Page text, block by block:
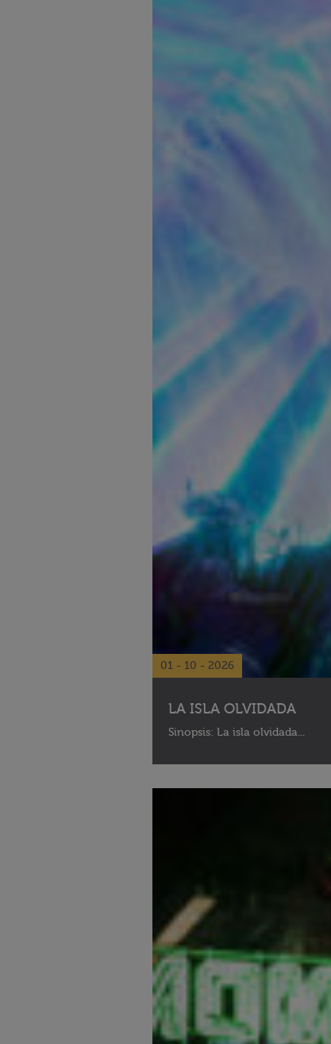
01 - 10 - 2026
LA ISLA OLVIDADA
Sinopsis: La isla olvidada...